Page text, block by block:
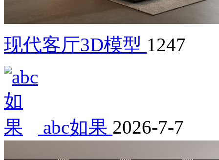
现代客厅3D模型 1247
abc如果 2026-7-7